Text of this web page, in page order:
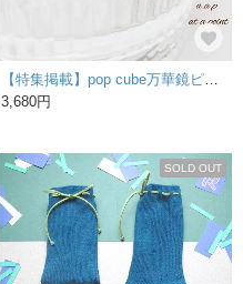
3,680円
SOLD OUT